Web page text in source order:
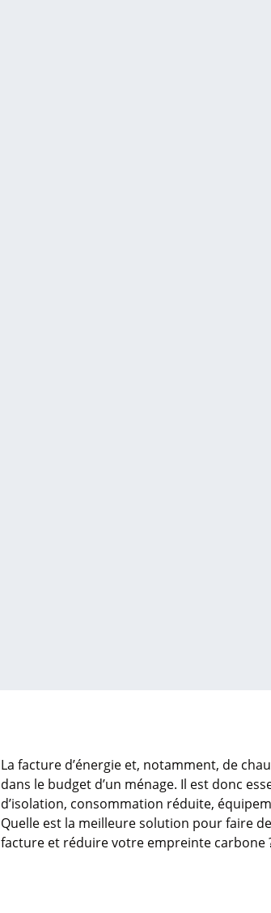
La facture d’énergie et, notamment, de
dans le budget d’un ménage. Il est donc
d’isolation, consommation réduite,
Quelle est la meilleure solution pour faire
facture et réduire votre empreinte carbone